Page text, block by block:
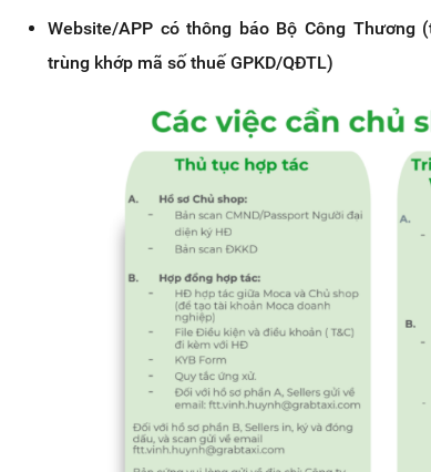
Website/APP có thông báo Bộ Công Thương
trùng khớp mã số thuế GPKD/QĐTL)